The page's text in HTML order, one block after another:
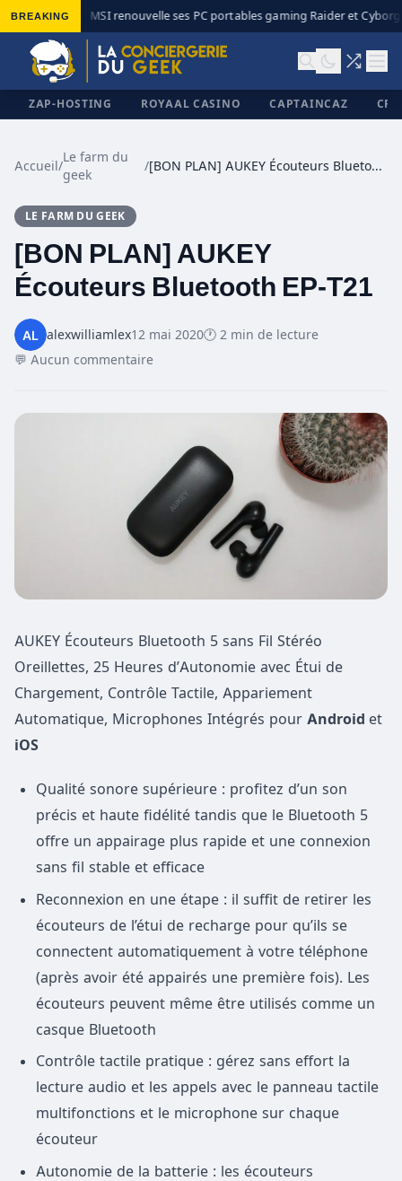
BREAKING MSI renouvelle ses PC portables gaming Raider et Cyborg
ZAP-HOSTING ROYAAL CASINO CAPTAINCAZ
Accueil/
Le farm du
geek
/ [BON PLAN] AUKEY Écouteurs Bluetooth EP-T21
LE FARM DU GEEK
[BON PLAN] AUKEY
Écouteurs Bluetooth EP-T21
alexwilliamlex12 mai 2020🕐 2 min de lecture
💬 Aucun commentaire
AUKEY Écouteurs Bluetooth 5 sans Fil Stéréo
Oreillettes, 25 Heures d’Autonomie avec Étui de
Chargement, Contrôle Tactile, Appariement
Automatique, Microphones Intégrés pour Android et
iOS
Qualité sonore supérieure : profitez d’un son
précis et haute fidélité tandis que le Bluetooth 5
offre un appairage plus rapide et une connexion
sans fil stable et efficace
Reconnexion en une étape : il suffit de retirer les
écouteurs de l’étui de recharge pour qu’ils se
connectent automatiquement à votre téléphone
(après avoir été appairés une première fois). Les
écouteurs peuvent même être utilisés comme un
casque Bluetooth
Contrôle tactile pratique : gérez sans effort la
lecture audio et les appels avec le panneau tactile
multifonctions et le microphone sur chaque
écouteur
Autonomie de la batterie : les écouteurs